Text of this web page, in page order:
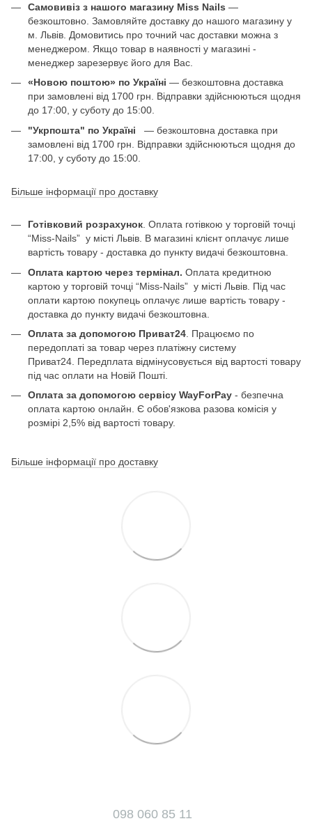
Самовивіз з нашого магазину Miss Nails —
безкоштовно. Замовляйте доставку до нашого магазину у
м. Львів. Домовитись про точний час доставки можна з
менеджером. Якщо товар в наявності у магазині -
менеджер зарезервує його для Вас.
«Новою поштою» по Україні — безкоштовна доставка
при замовлені від 1700 грн. Відправки здійснюються щодня
до 17:00, у суботу до 15:00.
"Укрпошта" по Україні
— безкоштовна доставка при
замовлені від 1700 грн. Відправки здійснюються щодня до
17:00, у суботу до 15:00.
Більше інформації про доставку
Готівковий розрахунок . Оплата готівкою у торговій точці
“Miss-Nails” у місті Львів. В магазині клієнт оплачує лише
вартість товару - доставка до пункту видачі безкоштовна.
Оплата картою через термінал. Оплата кредитною
картою у торговій точці “Miss-Nails” у місті Львів. Під час
оплати картою покупець оплачує лише вартість товару -
доставка до пункту видачі безкоштовна.
Оплата за допомогою Приват24 . Працюємо по
передоплаті за товар через платіжну систему
Приват24. Передплата відмінусовується від вартості товару
під час оплати на Новій Пошті.
Оплата за допомогою сервісу WayForPay - безпечна
оплата картою онлайн. Є обов'язкова разова комісія у
розмірі 2,5% від вартості товару.
Більше інформації про доставку
098 060 85 11